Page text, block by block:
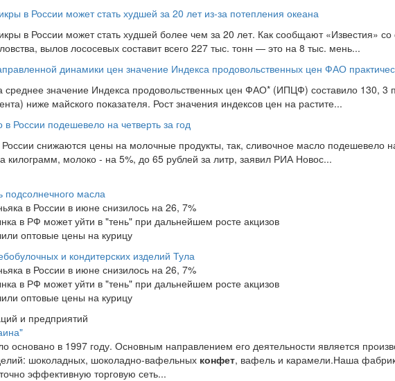
в России может стать худшей за 20 лет из-за потепления океана
в России может стать худшей более чем за 20 лет. Как сообщают «Известия» со
вылов лососевых составит всего 227 тыс. тонн — это на 8 тыс. мень...
динамики цен значение Индекса продовольственных цен ФАО
среднее значение Индекса продовольственных цен ФАО* (ИПЦФ) составило 130, 3
ниже майского показателя. Рост значения индексов цен на растите...
России подешевело на четверть за год
России снижаются цены на молочные продукты, так, сливочное масло подешевело
килограмм, молоко - на 5%, до 65 рублей за литр, заявил РИА Новос...
масла
в России в июне снизилось на 26, 7%
в РФ может уйти в "тень" при дальнейшем росте акцизов
оптовые цены на курицу
и кондитерских изделий Тула
в России в июне снизилось на 26, 7%
в РФ может уйти в "тень" при дальнейшем росте акцизов
оптовые цены на курицу
и предприятий
основано в 1997 году. Основным направлением его деятельности является
шоколадных, шоколадно-вафельных конфет, вафель и карамели.Наша
эффективную торговую сеть...